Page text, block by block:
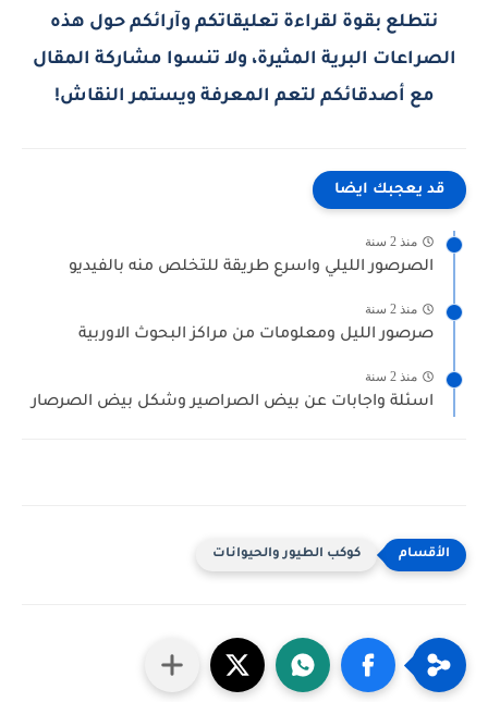
نتطلع بقوة لقراءة تعليقاتكم وآرائكم حول هذه
الصراعات البرية المثيرة، ولا تنسوا مشاركة المقال
مع أصدقائكم لتعم المعرفة ويستمر النقاش!
قد يعجبك ايضا
منذ 2 سنة
الصرصور الليلي واسرع طريقة للتخلص منه بالفيديو
منذ 2 سنة
صرصور الليل ومعلومات من مراكز البحوث الاوربية
منذ 2 سنة
اسئلة واجابات عن بيض الصراصير وشكل بيض الصرصار
كوكب الطيور والحيوانات